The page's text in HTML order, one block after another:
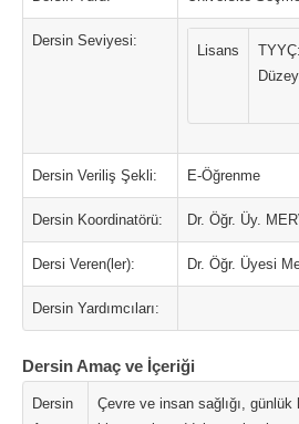
Dersin Seviyesi:
Lisans
Düzey
Dersin Veriliş Şekli: E-Öğrenme
Dersin Koordinatörü: Dr. Öğr. Üy.
Dersi Veren(ler): Dr. Öğr. Üyesi
Dersin Yardımcıları:
Dersin Amaç ve İçeriği
Dersin
Çevre ve insan sağlığı, günlük